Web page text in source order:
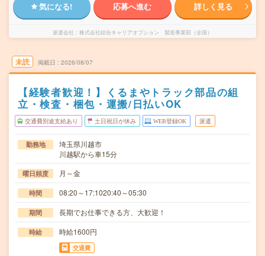
気になる! 応募へ進む 詳しく見る
派遣会社 株式会社綜合キャリアオプション 製造事業部（全国）
未読 掲載日 2026/08/07
【経験者歓迎！】くるまやトラック部品の組
立・検査・梱包・運搬/日払いOK
交通費別途支給あり 土日祝日が休み WEB登録OK 派遣
勤務地
埼玉県川越市
川越駅から車15分
曜日頻度 月～金
時間 08:20～17:1020:40～05:30
期間 長期でお仕事できる方、大歓迎！
時給 時給1600円
交通費